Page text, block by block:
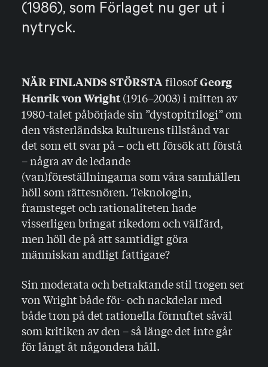
(1986), som Förlaget nu ger ut i
nytryck.
NÄR FINLANDS STÖRSTAfilosofGeorg
Henrik von Wright(1916–2003) i mitten av
1980-talet påbörjade sin ”dystopitrilogi” om
den västerländska kulturens tillstånd var
det som ett svar på – och ett försök att förstå
– några av de ledande
(van)föreställningarna som våra samhällen
höll som rättesnören. Teknologin,
framsteget och rationaliteten hade
visserligen bringat rikedom och välfärd,
men höll de på att samtidigt göra
människan andligt fattigare?
Sin moderata och betraktande stil trogen ser
von Wright både för- och nackdelar med
både tron på det rationella förnuftet såväl
som kritiken av den – så länge det inte går
för långt åt någondera håll.